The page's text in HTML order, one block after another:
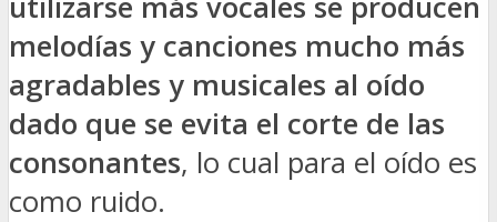
melodías y canciones mucho más
agradables y musicales al oído
dado que se evita el corte de las
consonantes, lo cual para el oído es
como ruido.